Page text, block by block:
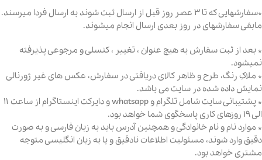
*سفارشهایی که تا ۳ عصر روز قبل از ارسال ثبت شوند به ارسال فردا میرسند.
مابقی سفارشهای در روز بعدی ارسال انجام میشوند.
* بعد از ثبت سفارش به هیچ عنوان ، تغییر ، کنسلی و مرجوعی پذیرفته
نمیشود.
* ملاکِ رنگ، طرح و ظاهر کالای دریافتی در سفارش، عکس های غیر ژورنالی
نمایش داده شده در سایت می باشد.
* پشتیبانی سایت شامل تلگرام و whatsapp و دایرکت اینستاگرام از ساعت ۱۱
الی ۱۹ روزهای کاری پاسخگوی شما خواهد بود.
* موارد نام و نام خانوادگی و همچنین آدرس باید به زبان فارسی و به صورت
دقیق وارد شوند، مسئولیت اطلاعات نادقیق و یا به زبان انگلیسی متوجه
مشتری خواهد بود.